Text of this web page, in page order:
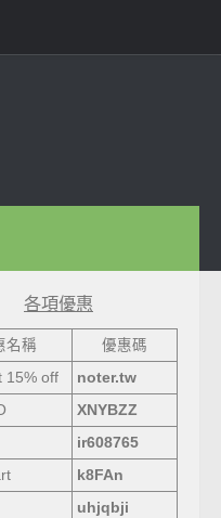
各項優惠
名稱
優惠碼
15% off
noter.tw
XNYBZZ
ir608765
k8FAn
uhjqbji